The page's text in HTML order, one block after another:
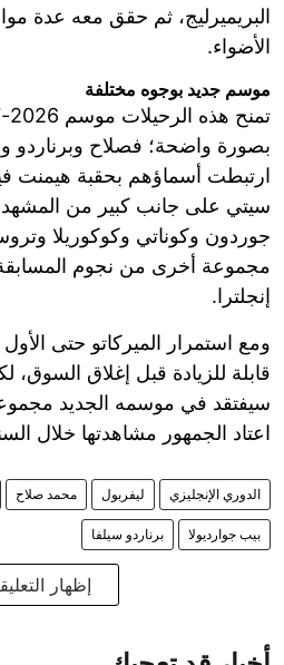
البريميرليج، ثم حقق معه عدة
الأضواء.
موسم جديد بوجوه مختلفة
بصورة واضحة؛ فصلاح وبرناردو
ارتبطت أسماؤهم بحقبة هيمنت
سيتي على جانب كبير من المشهد،
جوردون وكوناتي وكوكوريلا
مجموعة أخرى من نجوم
إنجلترا.
ومع استمرار الميركاتو حتى
قابلة للزيادة قبل إغلاق السوق،
سيفتقد في موسمه الجديد
اعتاد الجمهور مشاهدتها خلال
الدوري الإنجليزي ليفربول محمد صلاح
بيب جوارديولا برناردو سيلفا
إظهار